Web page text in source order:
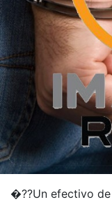
�??Un efectivo